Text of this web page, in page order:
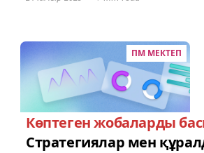
байланыссыз, сондықтан
есептерді...
ПМ МЕКТЕП
Көптеген жобаларды
Стратегиялар мен